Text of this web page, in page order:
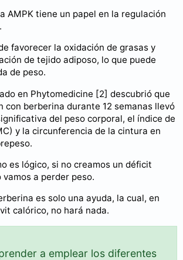
AMPK tiene un papel en la regulación
favorecer la oxidación de grasas y
de tejido adiposo, lo que puede
de peso.
en Phytomedicine [2] descubrió que
con berberina durante 12 semanas llevó
del peso corporal, el índice de
y la circunferencia de la cintura en
es lógico, si no creamos un déficit
a perder peso.
es solo una ayuda, la cual, en
calórico, no hará nada.
a emplear los diferentes